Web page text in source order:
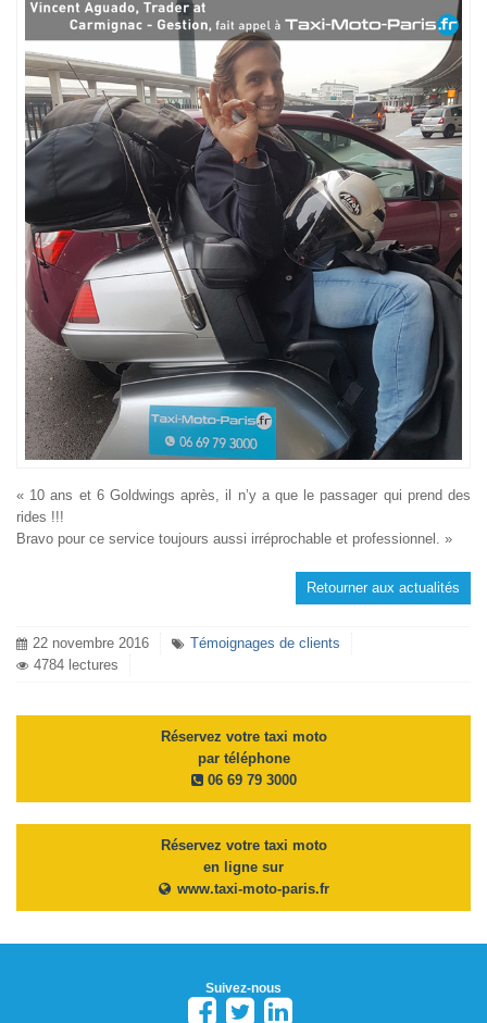
« 10 ans et 6 Goldwings après, il n’y a que le passager qui prend des
rides !!!
Bravo pour ce service toujours aussi irréprochable et professionnel. »
Retourner aux actualités
22 novembre 2016
Témoignages de clients
4784 lectures
Réservez votre taxi moto
par téléphone
06 69 79 3000
Réservez votre taxi moto
en ligne sur
www.taxi-moto-paris.fr
Suivez-nous